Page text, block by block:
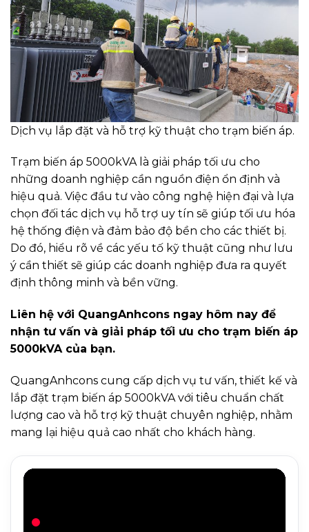
Dịch vụ lắp đặt và hỗ trợ kỹ thuật cho trạm biến áp.
Trạm biến áp 5000kVA là giải pháp tối ưu cho
những doanh nghiệp cần nguồn điện ổn định và
hiệu quả. Việc đầu tư vào công nghệ hiện đại và lựa
chọn đối tác dịch vụ hỗ trợ uy tín sẽ giúp tối ưu hóa
hệ thống điện và đảm bảo độ bền cho các thiết bị.
Do đó, hiểu rõ về các yếu tố kỹ thuật cũng như lưu
ý cần thiết sẽ giúp các doanh nghiệp đưa ra quyết
định thông minh và bền vững.
Liên hệ với QuangAnhcons ngay hôm nay để
nhận tư vấn và giải pháp tối ưu cho trạm biến áp
5000kVA của bạn.
QuangAnhcons cung cấp dịch vụ tư vấn, thiết kế và
lắp đặt trạm biến áp 5000kVA với tiêu chuẩn chất
lượng cao và hỗ trợ kỹ thuật chuyên nghiệp, nhằm
mang lại hiệu quả cao nhất cho khách hàng.